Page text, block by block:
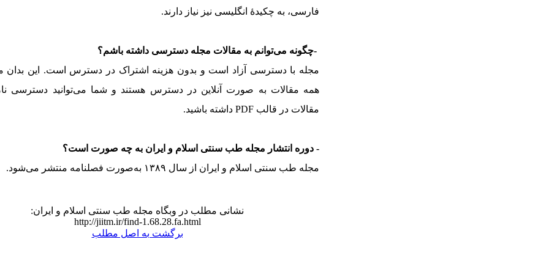
فارسی، به چکیدۀ انگلیسی نیز نیاز دارند.
-چگونه می‌توانم به مقالات مجله دسترسی داشته باشم؟
مجله با دسترسی آزاد است و بدون هزینه اشتراک در دسترس است.
این
همه مقالات به صورت آنلاین در دسترس هستند و شما می‌توانید دسترسی
مقالات در قالب PDF داشته باشید.
- دوره انتشار مجله طب سنتی اسلام و ایران به چه صورت است؟
مجله طب سنتی اسلام و ایران از سال ۱۳۸۹ به‌صورت فصلنامه منتشر می‌شود .
نشانی مطلب در وبگاه مجله طب سنتی اسلام و ایران:
http://jiitm.ir/find-1.68.28.fa.html
برگشت به اصل مطلب